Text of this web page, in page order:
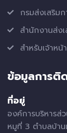
กรมส่งเสริม
สำนักงานส่ง
สำหรับเจ้าหน้
ข้อมูลการติ
ที่อยู่
องค์การบริหารส่
หมูที่ 3 ตำบลบ้า